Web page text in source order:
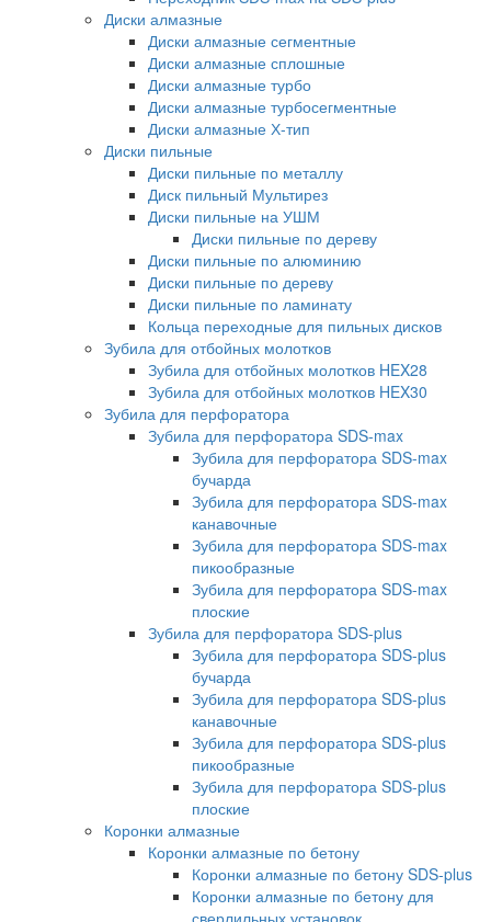
Диски алмазные
Диски алмазные сегментные
Диски алмазные сплошные
Диски алмазные турбо
Диски алмазные турбосегментные
Диски алмазные Х-тип
Диски пильные
Диски пильные по металлу
Диск пильный Мультирез
Диски пильные на УШМ
Диски пильные по дереву
Диски пильные по алюминию
Диски пильные по дереву
Диски пильные по ламинату
Кольца переходные для пильных дисков
Зубила для отбойных молотков
Зубила для отбойных молотков HEX28
Зубила для отбойных молотков HEX30
Зубила для перфоратора
Зубила для перфоратора SDS-max
Зубила для перфоратора SDS-max
бучарда
Зубила для перфоратора SDS-max
канавочные
Зубила для перфоратора SDS-max
пикообразные
Зубила для перфоратора SDS-max
плоские
Зубила для перфоратора SDS-plus
Зубила для перфоратора SDS-plus
бучарда
Зубила для перфоратора SDS-plus
канавочные
Зубила для перфоратора SDS-plus
пикообразные
Зубила для перфоратора SDS-plus
плоские
Коронки алмазные
Коронки алмазные по бетону
Коронки алмазные по бетону SDS-plus
Коронки алмазные по бетону для
сверлильных установок